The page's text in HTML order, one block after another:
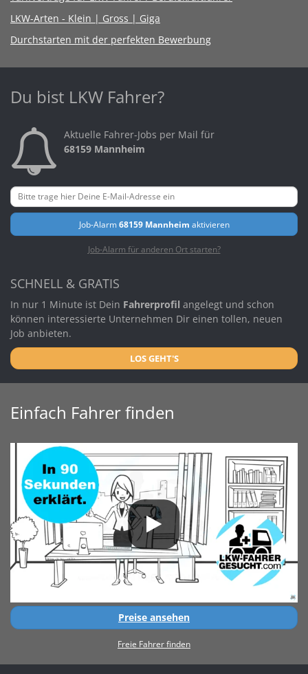
LKW-Arten - Klein | Gross | Giga
Durchstarten mit der perfekten Bewerbung
Du bist LKW Fahrer?
Aktuelle Fahrer-Jobs per Mail für
68159 Mannheim
Job-Alarm68159 Mannheim aktivieren
Job-Alarm für anderen Ort starten?
SCHNELL & GRATIS
In nur 1 Minute ist Dein Fahrerprofil angelegt und schon
können interessierte Unternehmen Dir einen tollen, neuen
Job anbieten.
LOS GEHT'S
Einfach Fahrer finden
Preise ansehen
Freie Fahrer finden